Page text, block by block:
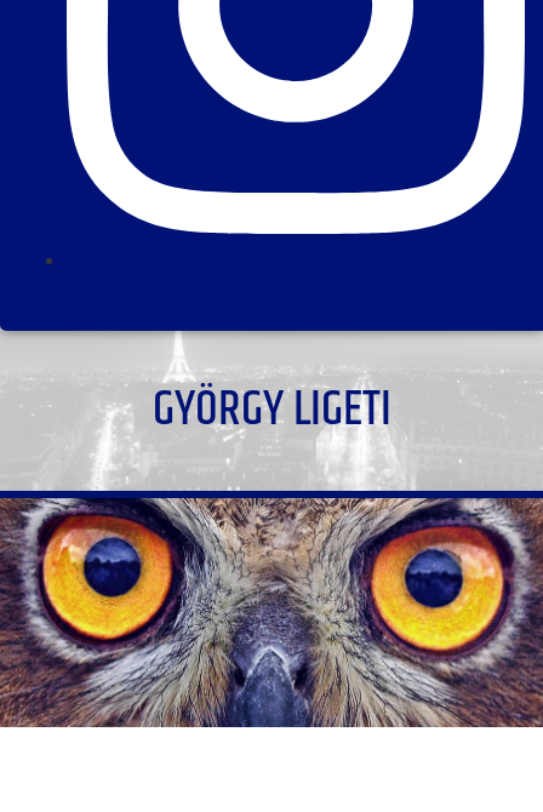
GYÖRGY LIGETI